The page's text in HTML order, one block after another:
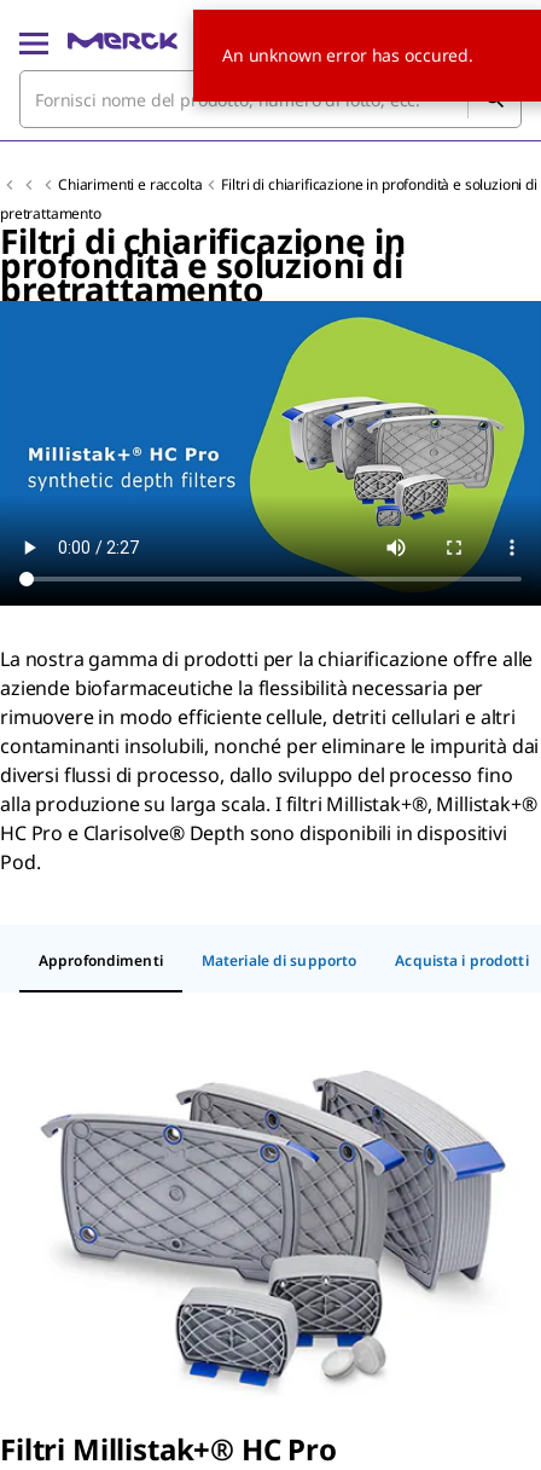
Chiarimenti e raccolta
Filtri di chiarificazione in profondità e soluzioni di
pretrattamento
Filtri di chiarificazione in
profondità e soluzioni di
pretrattamento
La nostra gamma di prodotti per la chiarificazione offre alle
aziende biofarmaceutiche la flessibilità necessaria per
rimuovere in modo efficiente cellule, detriti cellulari e altri
contaminanti insolubili, nonché per eliminare le impurità dai
diversi flussi di processo, dallo sviluppo del processo fino
alla produzione su larga scala. I filtri Millistak+®, Millistak+®
HC Pro e Clarisolve® Depth sono disponibili in dispositivi
Pod.
Approfondimenti Materiale di supporto Acquista i prodotti
Filtri Millistak+® HC Pro
An unknown error has occured.